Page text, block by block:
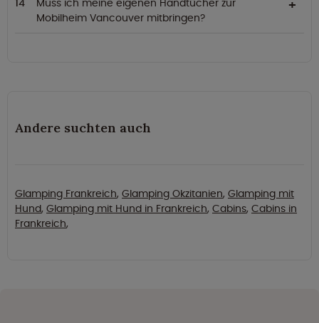
Muss ich meine eigenen Handtücher zur
Mobilheim Vancouver mitbringen?
Andere suchten auch
Glamping Frankreich, Glamping Okzitanien, Glamping mit
Hund, Glamping mit Hund in Frankreich, Cabins, Cabins in
Frankreich,